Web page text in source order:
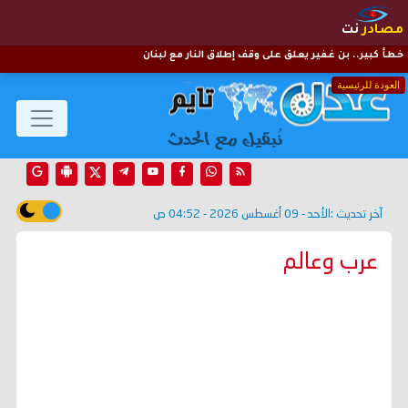
مصادرنت
العودة للرئيسية
خطأ كبير.. بن غفير يعلق على وقف إطلاق النار مع لبنان